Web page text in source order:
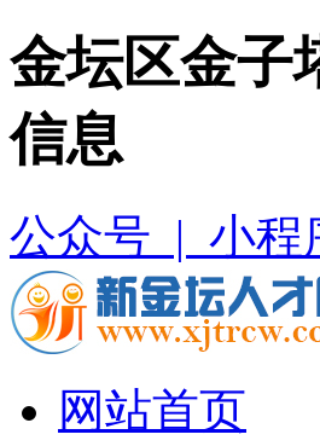
金坛区金子
信息
公众号 | 小程
网站首页